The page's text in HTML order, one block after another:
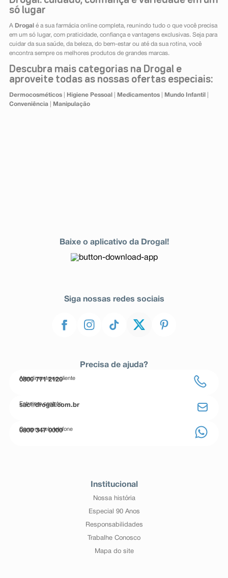
só lugar
A Drogal é a sua farmácia online completa, reunindo tudo o que você precisa
em um só lugar, com praticidade, confiança e vantagens exclusivas. Seja para
cuidar da sua saúde, da beleza, do bem-estar ou até da sua rotina, você
encontra sempre os melhores produtos de grandes marcas.
Descubra mais categorias na Drogal e
aproveite todas as nossas ofertas especiais:
Dermocosméticos| Higiene Pessoal Medicamentos| Mundo Infantil
Conveniência| Manipulação
Baixe o aplicativo da Drogal!
Siga nossas redes sociais
Precisa de ajuda?
Atendimento ao cliente
0800 771 2120
Entre em contato
sac@drogal.com.br
Compre pelo telefone
0800 347 0000
Institucional
Nossa história
Especial 90 Anos
Responsabilidades
Trabalhe Conosco
Mapa do site